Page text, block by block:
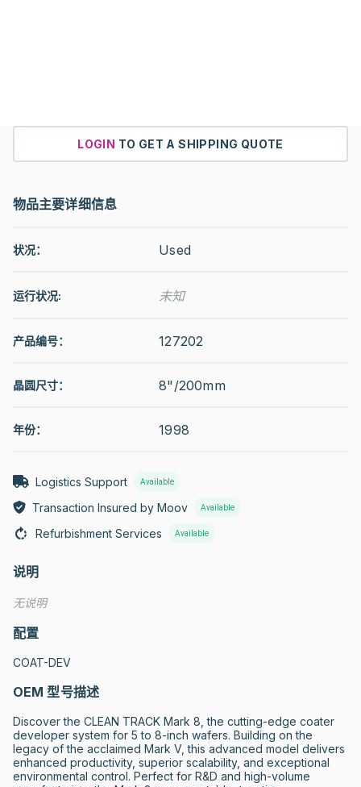
LOGIN TO GET A SHIPPING QUOTE
物品主要详细信息
状况： Used
运行状况: 未知
产品编号： 127202
晶圆尺寸： 8"/200mm
年份： 1998
Logistics Support Available
Transaction Insured by Moov Available
Refurbishment Services Available
说明
无说明
配置
COAT-DEV
OEM 型号描述
Discover the CLEAN TRACK Mark 8, the cutting-edge coater
developer system for 5 to 8-inch wafers. Building on the
legacy of the acclaimed Mark V, this advanced model delivers
enhanced productivity, superior scalability, and exceptional
environmental control. Perfect for R&D and high-volume